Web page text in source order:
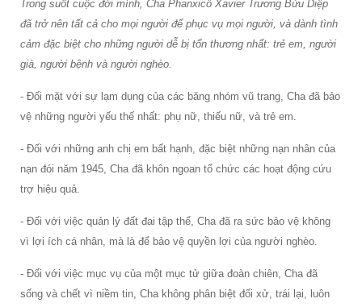
Trong suốt cuộc đời mình, Cha Phanxicô Xavier Trương Bửu Diệp
đã trở nên tất cả cho mọi người để phục vụ mọi người, và dành tình
cảm đặc biệt cho những người dễ bị tổn thương nhất: trẻ em, người
già, người bệnh và người nghèo.
- Đối mặt với sự lạm dụng của các băng nhóm vũ trang, Cha đã bảo
vệ những người yếu thế nhất: phụ nữ, thiếu nữ, và trẻ em.
- Đối với những anh chị em bất hạnh, đặc biệt những nạn nhân của
nạn đói năm 1945, Cha đã khôn ngoan tổ chức các hoạt động cứu
trợ hiệu quả.
- Đối với việc quản lý đất đai tập thể, Cha đã ra sức bảo vệ không
vì lợi ích cá nhân, mà là để bảo vệ quyền lợi của người nghèo.
- Đối với việc mục vụ của một mục tử giữa đoàn chiên, Cha đã
sống và chết vì niềm tin, Cha không phân biệt đối xử, trái lại, luôn